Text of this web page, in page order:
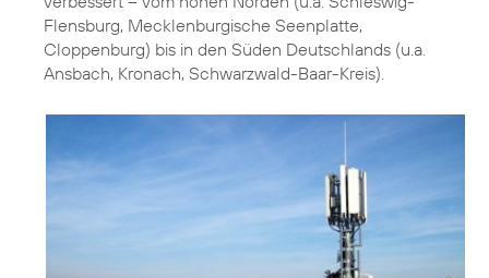
Flensburg, Mecklenburgische Seenplatte,
Cloppenburg) bis in den Süden Deutschlands (u.a.
Ansbach, Kronach, Schwarzwald-Baar-Kreis).